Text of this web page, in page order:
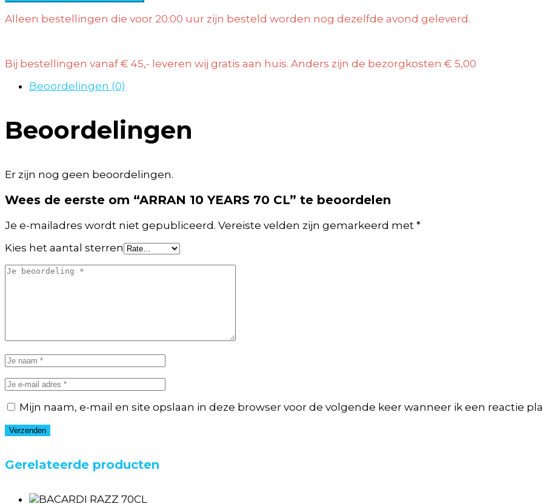
YEARS
70
Alleen bestellingen die voor 20:00 uur zijn besteld worden nog dezelfde avond geleverd.
Bij bestellingen vanaf € 45,- leveren wij gratis aan huis. Anders zijn de bezorgkosten € 5,00
Beoordelingen (0)
Beoordelingen
Er zijn nog geen beoordelingen.
Wees de eerste om “ARRAN 10 YEARS 70 CL” te beoordelen
Je e-mailadres wordt niet gepubliceerd. Vereiste velden zijn gemarkeerd met *
Kies het aantal sterren
Mijn naam, e-mail en site opslaan in deze browser voor de volgende keer wanneer ik een reactie
Verzenden
Gerelateerde producten